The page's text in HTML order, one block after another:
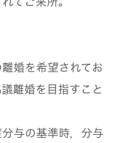
婚を希望されてお
離婚を目指すこと
与の基準時，分与